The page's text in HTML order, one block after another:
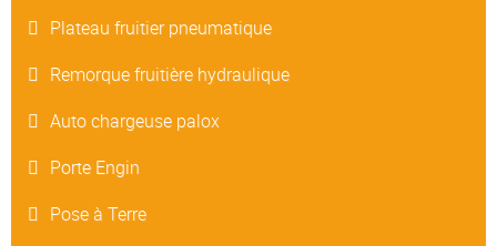
Plateau fruitier pneumatique
Remorque fruitière hydraulique
Auto chargeuse palox
Porte Engin
Pose à Terre